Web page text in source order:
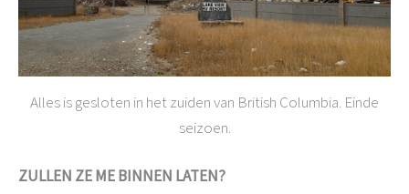
Alles is gesloten in het zuiden van British Columbia. Einde
seizoen.
ZULLEN ZE ME BINNEN LATEN?